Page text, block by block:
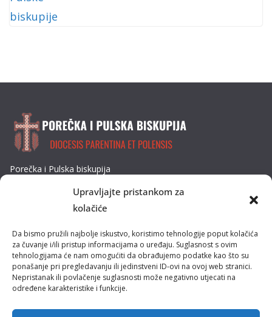
Upravljajte pristankom za
kolačiće
Da bismo pružili najbolje iskustvo, koristimo tehnologije poput kolačića
za čuvanje i/ili pristup informacijama o uređaju. Suglasnost s ovim
tehnologijama će nam omogućiti da obrađujemo podatke kao što su
ponašanje pri pregledavanju ili jedinstveni ID-ovi na ovoj web stranici.
Nepristanak ili povlačenje suglasnosti može negativno utjecati na
određene karakteristike i funkcije.
Porečka i Pulska biskupija
Tel: 052/432-064
E-mail: biskupija@ppb.hr
Kultura i tradicija
Misije
Pastoral obitelji